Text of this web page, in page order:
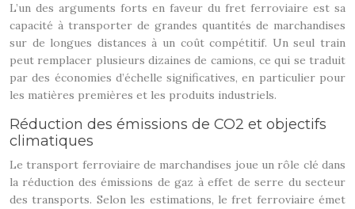
L’un des arguments forts en faveur du fret ferroviaire est sa
capacité à transporter de grandes quantités de marchandises
sur de longues distances à un coût compétitif. Un seul train
peut remplacer plusieurs dizaines de camions, ce qui se traduit
par des économies d’échelle significatives, en particulier pour
les matières premières et les produits industriels.
Réduction des émissions de CO2 et objectifs
climatiques
Le transport ferroviaire de marchandises joue un rôle clé dans
la réduction des émissions de gaz à effet de serre du secteur
des transports. Selon les estimations, le fret ferroviaire émet